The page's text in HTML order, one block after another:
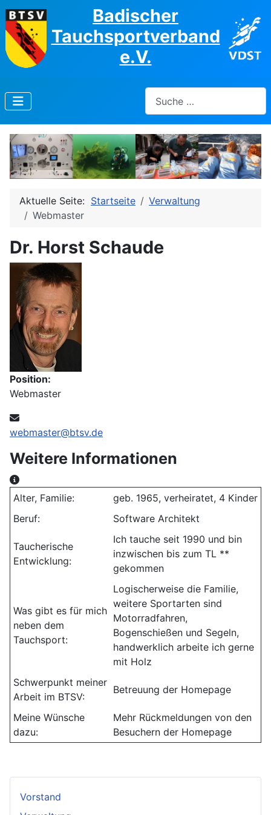
Badischer
Tauchsportverband
e.V.
Vorstand
Aktuelle Seite: Startseite
Verwaltung
Webmaster
Dr. Horst Schaude
Position:
Webmaster
E-Mail:
webmaster@btsv.de
Weitere Informationen
Weitere Informationen
Alter, Familie:
geb. 1965, verheiratet, 4 Kinder
Beruf:
Software Architekt
Taucherische
Entwicklung:
Ich tauche seit 1990 und bin
inzwischen bis zum TL **
gekommen
Was gibt es für mich
neben dem
Tauchsport:
Logischerweise die Familie,
weitere Sportarten sind
Motorradfahren,
Bogenschießen und Segeln,
handwerklich arbeite ich gerne
mit Holz
Schwerpunkt meiner
Arbeit im BTSV:
Betreuung der Homepage
Meine Wünsche
dazu:
Mehr Rückmeldungen von den
Besuchern der Homepage